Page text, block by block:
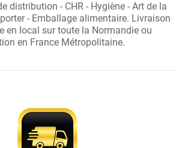
distribution - CHR - Hygiène - Art de la
- Emballage alimentaire. Livraison
en local sur toute la Normandie ou
en France Métropolitaine.